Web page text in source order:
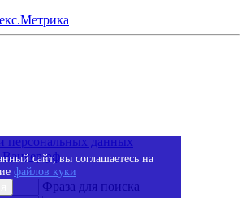
персональных данных
Вангер.рф
Фраза для поиска
сайт, вы соглашаетесь на
файлов куки